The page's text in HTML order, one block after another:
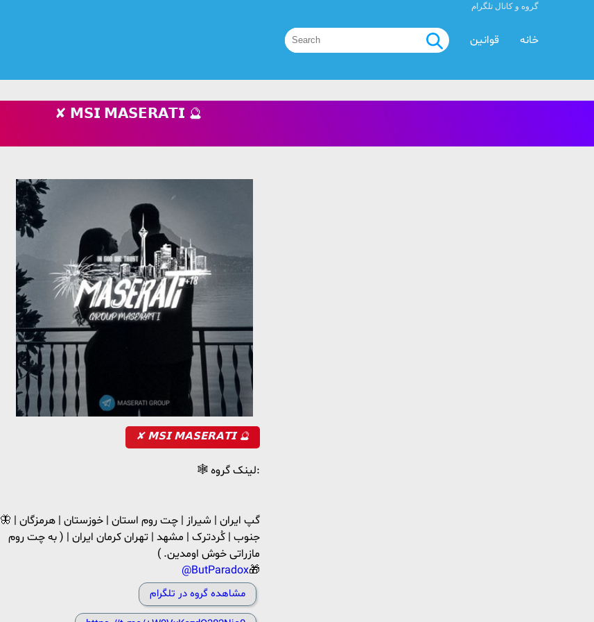
گروه و کانال تلگرام
قوانین خانه
✘ 𝗠𝗦𝗜 𝗠𝗔𝗦𝗘𝗥𝗔𝗧𝗜 🔮
✘ 𝗠𝗦𝗜 𝗠𝗔𝗦𝗘𝗥𝗔𝗧𝗜 🔮
🕸 لینک گروه:
🦋 گپ ایران | شیراز | چت روم استان | خوزستان | هرمزگان |
جنوب | کُردترک | مشهد | تهران کرمان ایران | ( به چت روم
مازراتی خوش اومدین. )
@ButParadox🎁
مشاهده گروه در تلگرام